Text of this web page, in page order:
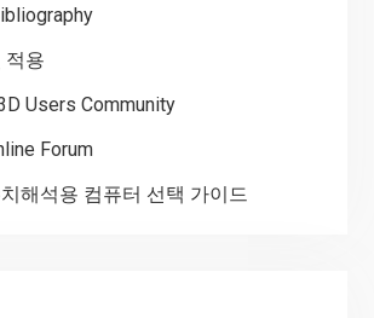
적용
Users Community
Forum
치해석용 컴퓨터 선택 가이드